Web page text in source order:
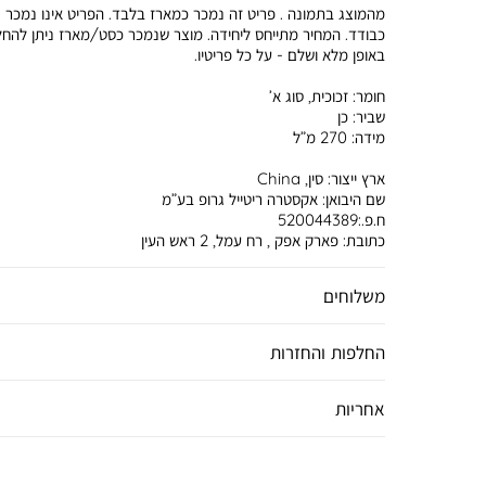
משלוחים
החלפות והחזרות
אחריות
מהמוצג בתמונה . פריט זה נמכר כמארז בלבד. הפריט אינו נמכר
כבודד. המחיר מתייחס ליחידה. מוצר שנמכר כסט/מארז ניתן
באופן מלא ושלם - על כל פריטיו.
חומר:זכוכית, סוג א’
שביר:כן
מידה: 270 מ”ל
ארץ ייצור:סין, China
שם היבואן:אקסטרה ריטייל גרופ בע”מ
ח.פ.:520044389
כתובת:פארק אפק , רח עמל, 2 ראש העין